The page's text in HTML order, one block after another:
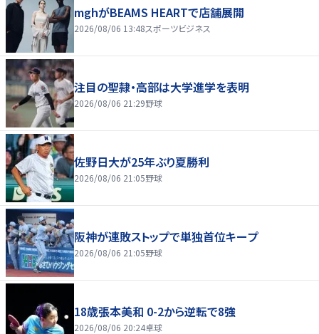
mghがBEAMS HEARTで店舗展開
2026/08/06 13:48スポーツビジネス
注目の聖隷・高部は大学進学を表明
2026/08/06 21:29野球
佐野日大が25年ぶり夏勝利
2026/08/06 21:05野球
阪神が連敗ストップで単独首位キープ
2026/08/06 21:05野球
18歳張本美和 0-2から逆転で8強
2026/08/06 20:24卓球